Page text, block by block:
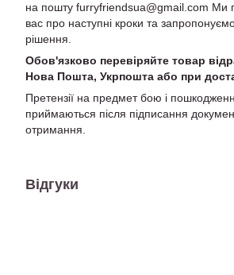
на пошту furryfriendsua@gmail.com Ми
вас про наступні кроки та
рішення.
Обов'язково перевіряйте товар
Нова Пошта, Укрпошта або при
Претензії на предмет бою і
приймаються після підписання
отримання.
Відгуки